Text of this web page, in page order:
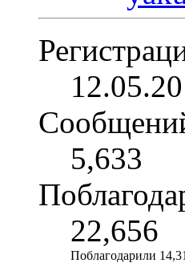
5,633
22,656
Поблагодарили